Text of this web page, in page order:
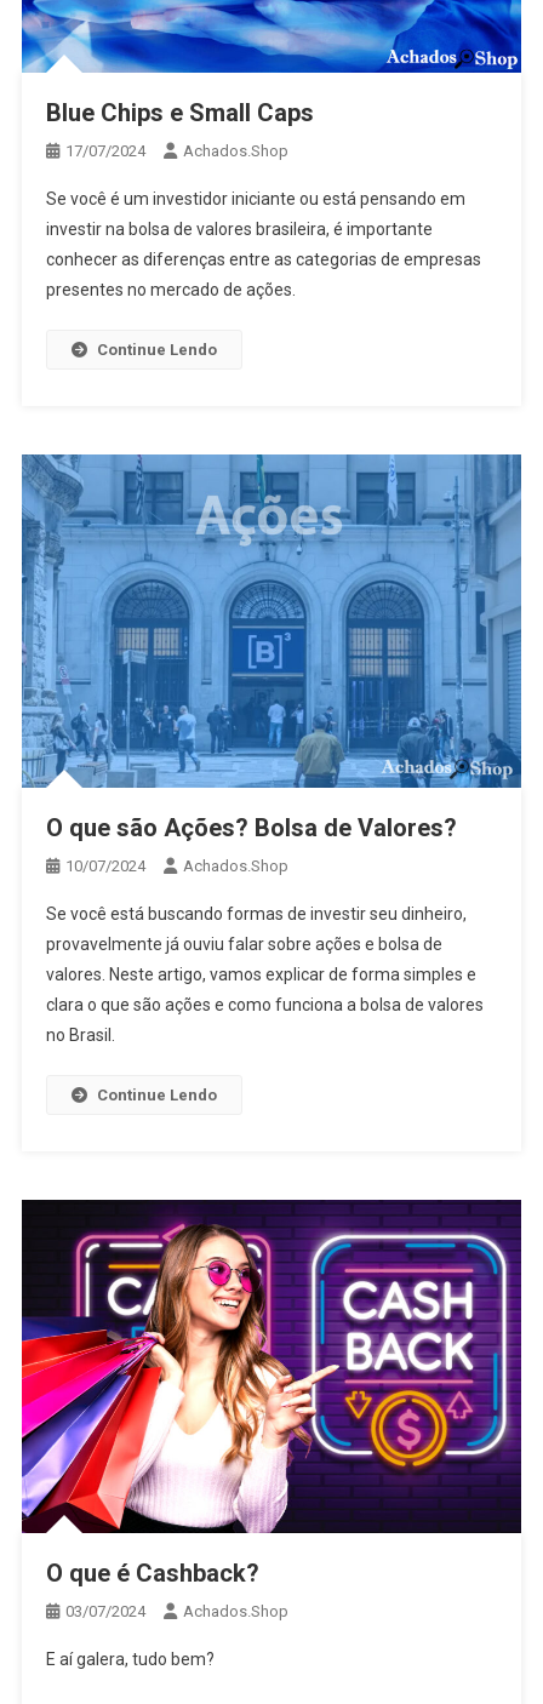
Blue Chips e Small Caps
17/07/2024 Achados.Shop
Se você é um investidor iniciante ou está pensando em
investir na bolsa de valores brasileira, é importante
conhecer as diferenças entre as categorias de empresas
presentes no mercado de ações.
Continue Lendo
O que são Ações? Bolsa de Valores?
10/07/2024 Achados.Shop
Se você está buscando formas de investir seu dinheiro,
provavelmente já ouviu falar sobre ações e bolsa de
valores. Neste artigo, vamos explicar de forma simples e
clara o que são ações e como funciona a bolsa de valores
no Brasil.
Continue Lendo
O que é Cashback?
03/07/2024 Achados.Shop
E aí galera, tudo bem?